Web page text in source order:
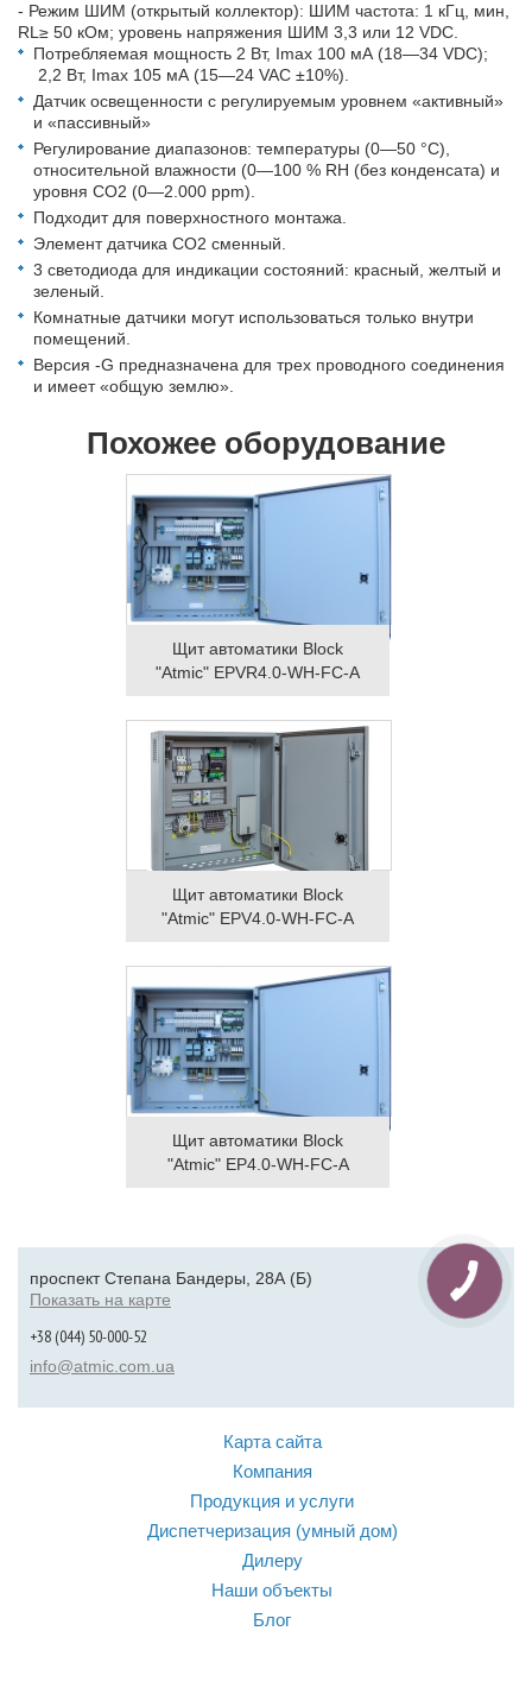
- Режим ШИМ (открытый коллектор): ШИМ частота: 1 кГц, мин,
RL≥ 50 кОм; уровень напряжения ШИМ 3,3 или 12 VDC.
Потребляемая мощность 2 Вт, Imax 100 мА (18—34 VDC);
2,2 Вт, Imax 105 мА (15—24 VAC ±10%).
Датчик освещенности с регулируемым уровнем «активный»
и «пассивный»
Регулирование диапазонов: температуры (0—50 °C),
относительной влажности (0—100 % RH (без конденсата) и
уровня СО2 (0—2.000 ppm).
Подходит для поверхностного монтажа.
Элемент датчика CO2 сменный.
3 светодиода для индикации состояний: красный, желтый и
зеленый.
Комнатные датчики могут использоваться только внутри
помещений.
Версия -G предназначена для трех проводного соединения
и имеет «общую землю».
Похожее оборудование
Щит автоматики Block
"Atmic" EPVR4.0-WH-FC-A
Щит автоматики Block
"Atmic" EPV4.0-WH-FC-A
Щит автоматики Block
"Atmic" EP4.0-WH-FC-A
проспект Степана Бандеры, 28А (Б)
Показать на карте
+38 (044) 50-000-52
info@atmic.com.ua
Карта сайта
Компания
Продукция и услуги
Диспетчеризация (умный дом)
Дилеру
Наши объекты
Блог